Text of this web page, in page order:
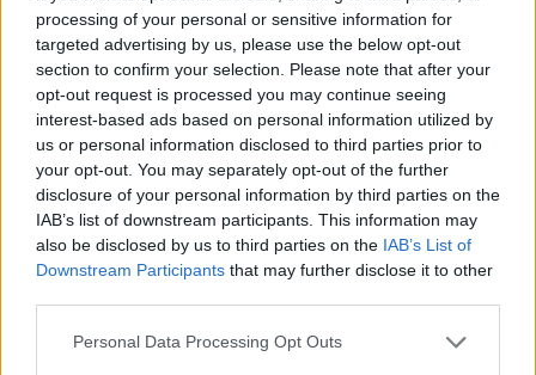
processing of your personal or sensitive information for
targeted advertising by us, please use the below opt-out
section to confirm your selection. Please note that after your
opt-out request is processed you may continue seeing
interest-based ads based on personal information utilized by
us or personal information disclosed to third parties prior to
your opt-out. You may separately opt-out of the further
disclosure of your personal information by third parties on the
IAB’s list of downstream participants. This information may
also be disclosed by us to third parties on the IAB’s List of
Downstream Participants that may further disclose it to other
Please note that this website/app uses one or more Google
Personal Data Processing Opt Outs